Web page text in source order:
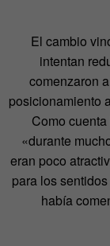
El cambio
intentan
comenzaron
posicionamiento
Como
«durante
eran poco
para los
había